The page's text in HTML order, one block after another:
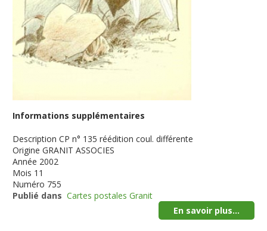
Informations supplémentaires
Description CP n° 135 réédition coul. différente
Origine GRANIT ASSOCIES
Année 2002
Mois 11
Numéro 755
Publié dans Cartes postales Granit
En savoir plus...